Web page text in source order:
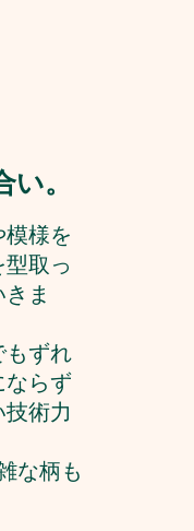
。
様を
取っ
ま
もずれ
ならず
術力
な柄も